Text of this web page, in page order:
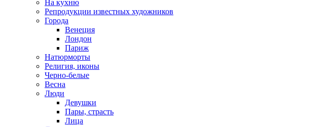
На кухню
Репродукции известных художников
Города
Венеция
Лондон
Париж
Натюрморты
Религия, иконы
Черно-белые
Весна
Люди
Девушки
Пары, страсть
Лица